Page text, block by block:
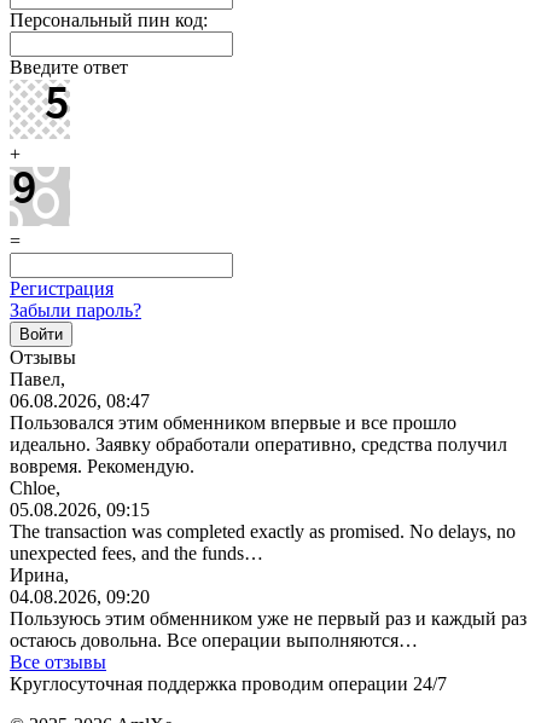
Персональный пин код:
Введите ответ
+
=
Регистрация
Забыли пароль?
Отзывы
Павел,
06.08.2026, 08:47
Пользовался этим обменником впервые и все прошло
идеально. Заявку обработали оперативно, средства получил
вовремя. Рекомендую.
Chloe,
05.08.2026, 09:15
The transaction was completed exactly as promised. No delays, no
unexpected fees, and the funds…
Ирина,
04.08.2026, 09:20
Пользуюсь этим обменником уже не первый раз и каждый раз
остаюсь довольна. Все операции выполняются…
Все отзывы
Круглосуточная поддержка проводим операции 24/7